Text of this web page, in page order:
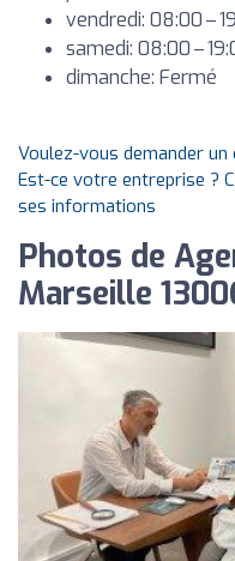
vendredi: 08:00 –
samedi: 08:00 –
dimanche: Fermé
Voulez-vous demander un
Est-ce votre entreprise ?
ses informations
Photos de
Marseille